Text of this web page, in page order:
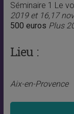
Séminaire 1 Le
2019 et 16,17
500 euros Plus
Lieu :
Aix-en-Provence